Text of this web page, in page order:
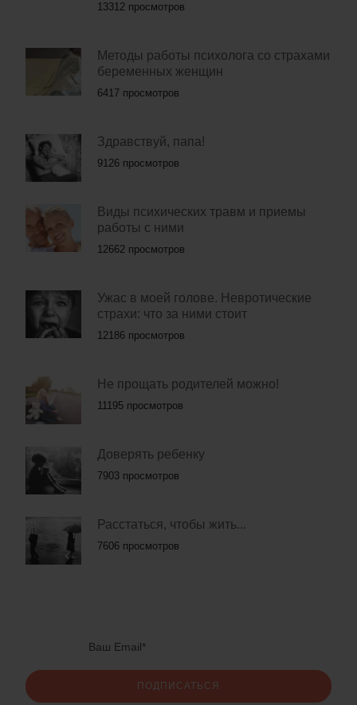
13312 просмотров
Методы работы психолога со страхами
беременных женщин
6417 просмотров
Здравствуй, папа!
9126 просмотров
Виды психических травм и приемы
работы с ними
12662 просмотров
Ужас в моей голове. Невротические
страхи: что за ними стоит
12186 просмотров
Не прощать родителей можно!
11195 просмотров
Доверять ребенку
7903 просмотров
Расстаться, чтобы жить...
7606 просмотров
ПОДПИСАТЬСЯ